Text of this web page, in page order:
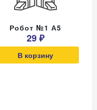
Робот №1 А5
29 ₽
В корзину